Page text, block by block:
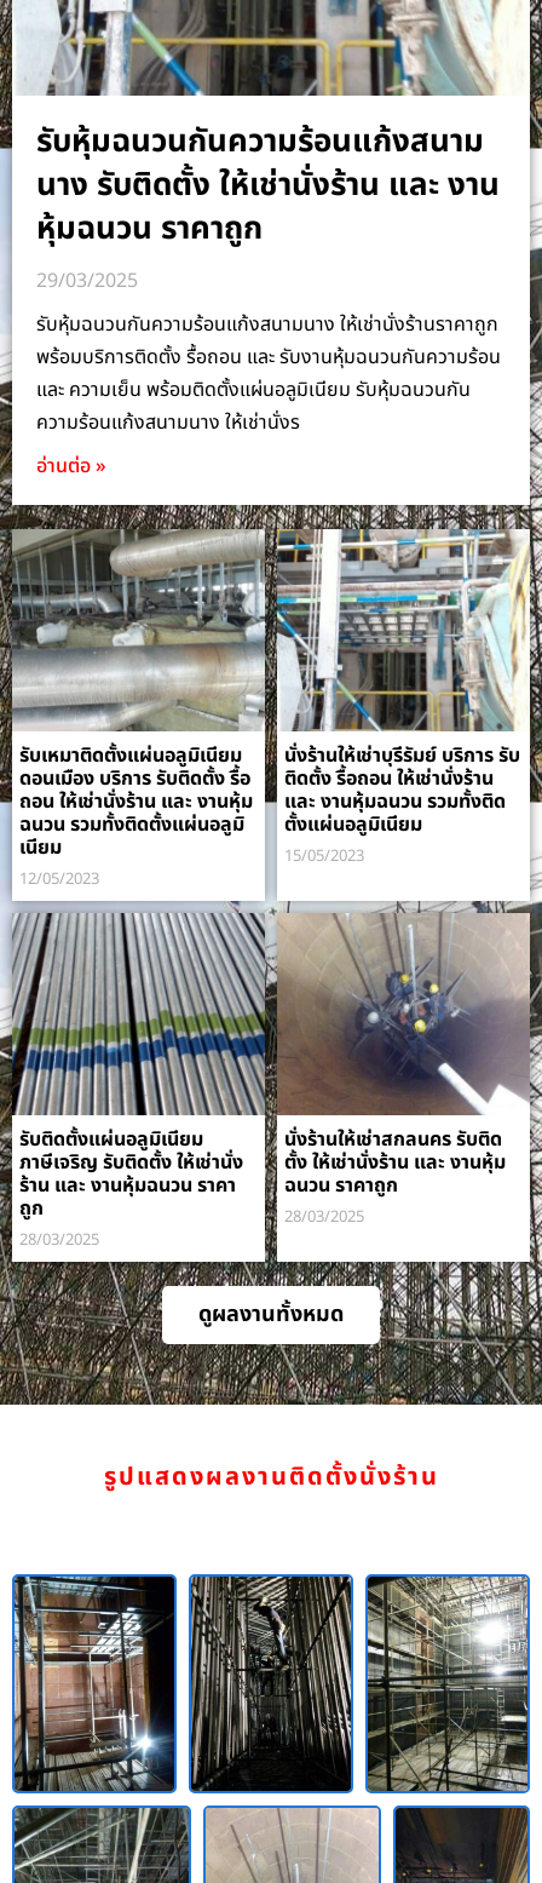
รับหุ้มฉนวนกันความร้อนแก้งสนาม
นาง รับติดตั้ง ให้เช่านั่งร้าน และ งาน
หุ้มฉนวน ราคาถูก
29/03/2025
รับหุ้มฉนวนกันความร้อนแก้งสนามนาง ให้เช่านั่งร้านราคาถูก
พร้อมบริการติดตั้ง รื้อถอน และ รับงานหุ้มฉนวนกันความร้อน
และ ความเย็น พร้อมติดตั้งแผ่นอลูมิเนียม รับหุ้มฉนวนกัน
ความร้อนแก้งสนามนาง ให้เช่านั่งร
อ่านต่อ »
รับเหมาติดตั้งแผ่นอลูมิเนียม
ดอนเมือง บริการ รับติดตั้ง รื้อ
ถอน ให้เช่านั่งร้าน และ งานหุ้ม
ฉนวน รวมทั้งติดตั้งแผ่นอลูมิ
เนียม
12/05/2023
นั่งร้านให้เช่าบุรีรัมย์ บริการ รับ
ติดตั้ง รื้อถอน ให้เช่านั่งร้าน
และ งานหุ้มฉนวน รวมทั้งติด
ตั้งแผ่นอลูมิเนียม
15/05/2023
รับติดตั้งแผ่นอลูมิเนียม
ภาษีเจริญ รับติดตั้ง ให้เช่านั่ง
ร้าน และ งานหุ้มฉนวน ราคา
ถูก
28/03/2025
นั่งร้านให้เช่าสกลนคร รับติด
ตั้ง ให้เช่านั่งร้าน และ งานหุ้ม
ฉนวน ราคาถูก
28/03/2025
ดูผลงานทั้งหมด
รูปแสดงผลงานติดตั้งนั่งร้าน